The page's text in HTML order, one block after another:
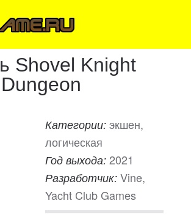
Shovel Knight
Категории: экшен,
логическая
Год выхода: 2021
Разработчик: Vine,
Yacht Club Games